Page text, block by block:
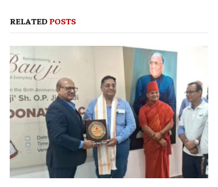
RELATED POSTS